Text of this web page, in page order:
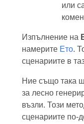
или
Изпълнение на
намерите Ето.
сценариите в
Ние също така
за лесно
възли. Този
сценариите по-